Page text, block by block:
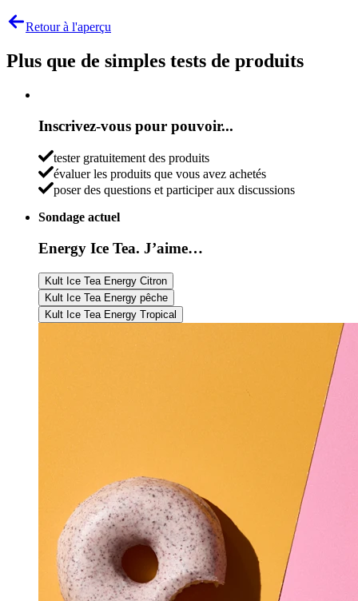
Retour à l'aperçu
Plus que de simples tests de produits
Inscrivez-vous pour pouvoir...
tester gratuitement des produits
évaluer les produits que vous avez achetés
poser des questions et participer aux discussions
Sondage actuel
Energy Ice Tea. J’aime…
Kult Ice Tea Energy Citron
Kult Ice Tea Energy pêche
Kult Ice Tea Energy Tropical